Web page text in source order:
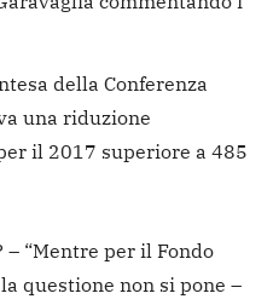
della Conferenza
una riduzione
il 2017 superiore a 485
– “Mentre per il Fondo
questione non si pone –